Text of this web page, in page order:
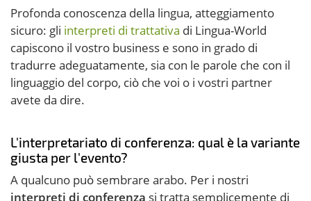
Profonda conoscenza della lingua, atteggiamento
sicuro: gli interpreti di trattativa di Lingua-World
capiscono il vostro business e sono in grado di
tradurre adeguatamente, sia con le parole che con il
linguaggio del corpo, ciò che voi o i vostri partner
avete da dire.
L'interpretariato di conferenza: qual è la variante
giusta per l'evento?
A qualcuno può sembrare arabo. Per i nostri
interpreti di conferenza si tratta semplicemente di